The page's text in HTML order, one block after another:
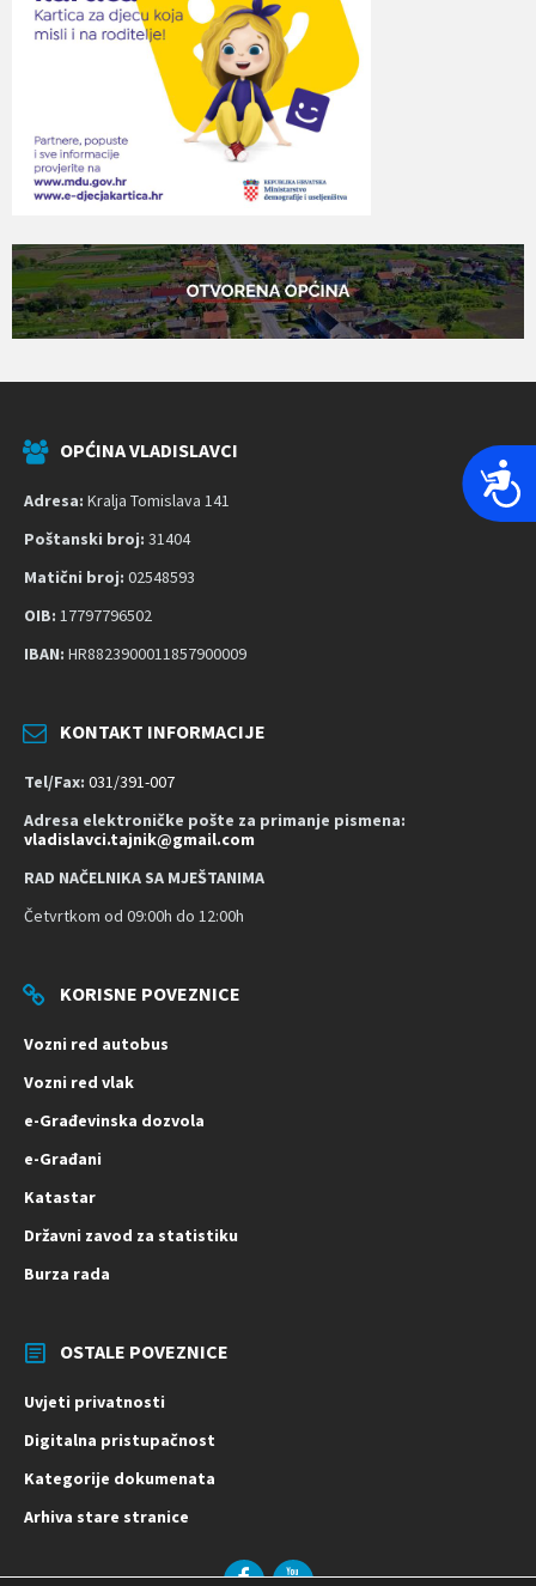
P
r
OPĆINA VLADISLAVCI
Adresa: Kralja Tomislava 141
Poštanski broj: 31404
Matični broj: 02548593
OIB: 17797796502
IBAN: HR8823900011857900009
KONTAKT INFORMACIJE
Tel/Fax: 031/391-007
Adresa elektroničke pošte za primanje pismena:
vladislavci.tajnik@gmail.com
RAD NAČELNIKA SA MJEŠTANIMA
Četvrtkom od 09:00h do 12:00h
KORISNE POVEZNICE
Vozni red autobus
Vozni red vlak
e-Građevinska dozvola
e-Građani
Katastar
Državni zavod za statistiku
Burza rada
OSTALE POVEZNICE
Uvjeti privatnosti
Digitalna pristupačnost
Kategorije dokumenata
Arhiva stare stranice
FacebookYouTube